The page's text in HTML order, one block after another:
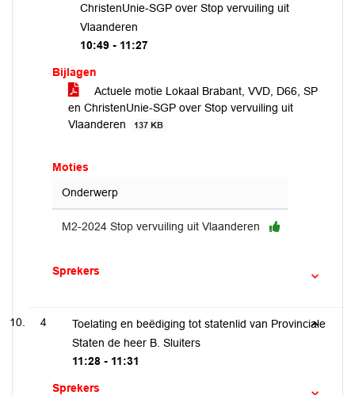
ChristenUnie-SGP over Stop vervuiling uit
Vlaanderen
10:49 - 11:27
Bijlagen
Actuele motie Lokaal Brabant, VVD, D66, SP
en ChristenUnie-SGP over Stop vervuiling uit
Vlaanderen
137 KB
Moties
Onderwerp
M2-2024 Stop vervuiling uit Vlaanderen
Sprekers
4
Toelating en beëdiging tot statenlid van Provinciale
Staten de heer B. Sluiters
11:28 - 11:31
Sprekers